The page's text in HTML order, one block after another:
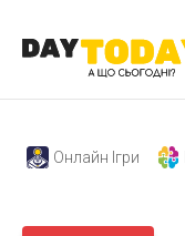
Онлайн Ігри